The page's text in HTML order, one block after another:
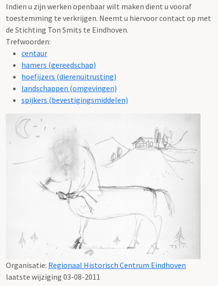
Indien u zijn werken openbaar wilt maken dient u vooraf
toestemming te verkrijgen. Neemt u hiervoor contact op met
de Stichting Ton Smits te Eindhoven.
Trefwoorden:
centaur
hamers (gereedschap)
hoefijzers (dierenuitrusting)
landschappen (omgevingen)
spijkers (bevestigingsmiddelen)
Organisatie: Regionaal Historisch Centrum Eindhoven
laatste wijziging 03-08-2011